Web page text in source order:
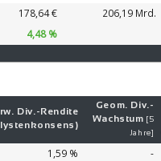
178,64 € 206,19 Mrd.
4,48 %
Div.- Ren­di­te
Geom. Div.-
Wachs­tum [5
Jahre]
1,59 % -